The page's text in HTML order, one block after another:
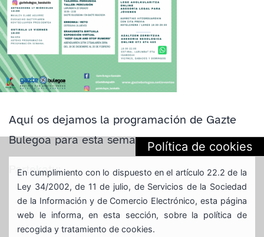
Aquí os dejamos la programación de Gazte
Bulegoa para esta semana:
Partekatu:
Política de cookies
En cumplimiento con lo dispuesto en el artículo 22.2 de la
Ley 34/2002, de 11 de julio, de Servicios de la Sociedad
de la Información y de Comercio Electrónico, esta página
web le informa, en esta sección, sobre la política de
recogida y tratamiento de cookies.